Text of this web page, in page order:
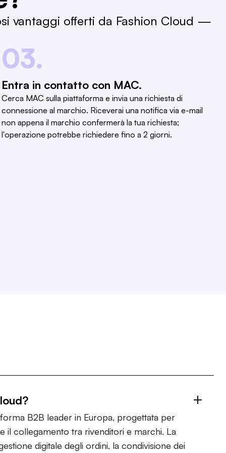
vantaggi offerti da Fashion Cloud —
03.
Entra in contatto con MAC.
Cerca MAC sulla piattaforma e invia una richiesta di
connessione al marchio. Riceverai una notifica via e-mail
non appena il marchio confermerà la tua richiesta;
l'operazione potrebbe richiedere fino a 2 giorni.
B2B leader in Europa, progettata per
il collegamento tra rivenditori e marchi. La
digitale degli ordini, la condivisione dei